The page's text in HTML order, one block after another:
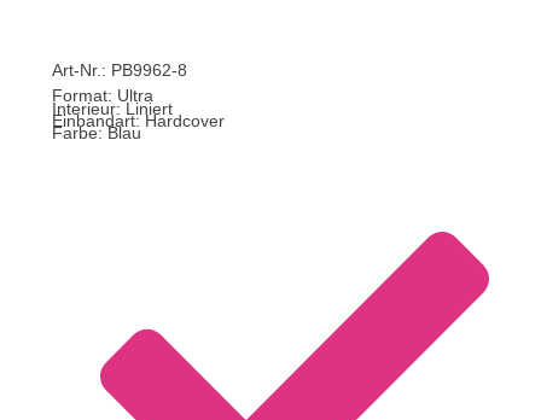
Art-Nr.: PB9962-8
Format: Ultra
Interieur: Liniert
Einbandart: Hardcover
Farbe: Blau